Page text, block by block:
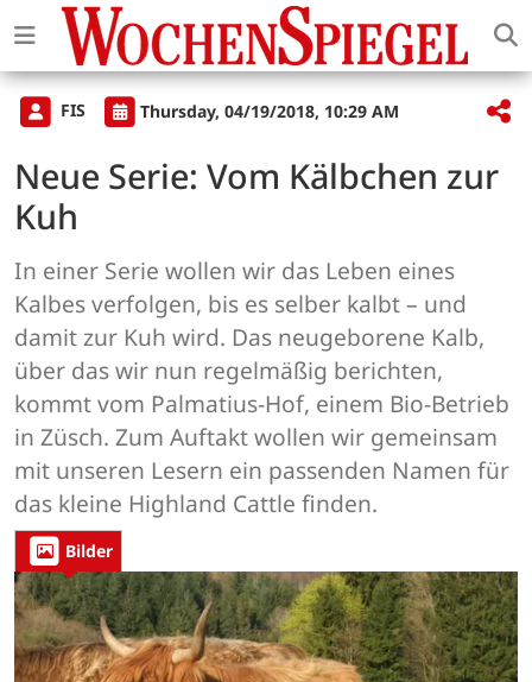
FIS Thursday, 04/19/2018, 10:29 AM
Neue Serie: Vom Kälbchen zur
Kuh
In einer Serie wollen wir das Leben eines
Kalbes verfolgen, bis es selber kalbt – und
damit zur Kuh wird. Das neugeborene Kalb,
über das wir nun regelmäßig berichten,
kommt vom Palmatius-Hof, einem Bio-Betrieb
in Züsch. Zum Auftakt wollen wir gemeinsam
mit unseren Lesern ein passenden Namen für
das kleine Highland Cattle finden.
Bilder